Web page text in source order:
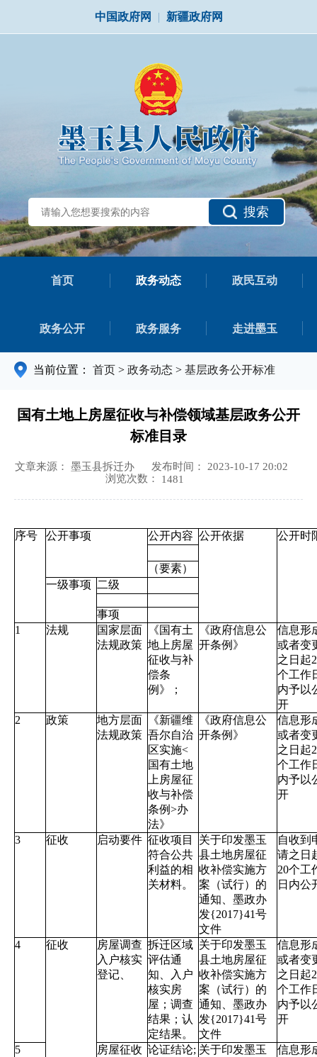
中国政府网 | 新疆政府网
搜索
首页 政务动态 政民互动
政务公开 政务服务 走进墨玉
当前位置： 首页 > 政务动态 > 基层政务公开标准
国有土地上房屋征收与补偿领域基层政务公开
标准目录
文章来源： 墨玉县拆迁办
发布时间： 2023-10-17 20:02
浏览次数： 1481
序号 公开事项 公开内容 公开依据 公开时
（要素）
一级事项
二级
事项
1
法规
国家层面
法规政策
《国有土
地上房屋
征收与补
偿条
例》；
《政府信息公
开条例》
信息形
或者变
之日起
个工作
内予以
开
2
政策
地方层面
法规政策
《新疆维
吾尔自治
区实施<
国有土地
上房屋征
收与补偿
条例>办
法》
《政府信息公
开条例》
信息形
或者变
之日起
个工作
内予以
开
3 征收 启动要件 征收项目
符合公共
利益的相
关材料。
关于印发墨玉
县土地房屋征
收补偿实施方
案（试行）的
通知、墨政办
发{2017}41号
文件
自收到
请之日
20个工
日内公
4 征收
房屋调查
入户核实
登记、
拆迁区域
评估通
知、入户
核实房
屋；调查
结果；认
定结果。
关于印发墨玉
县土地房屋征
收补偿实施方
案（试行）的
通知、墨政办
发{2017}41号
文件
信息形
或者变
之日起
个工作
内予以
开
5
房屋征收 论证结论; 关于印发墨玉
信息形